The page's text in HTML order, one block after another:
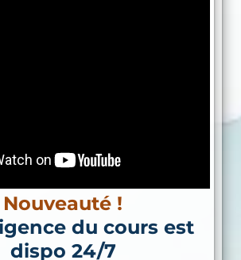
Nouveauté !
du cours est
dispo 24/7